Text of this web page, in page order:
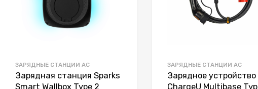
ЗАРЯДНЫЕ СТАНЦИИ AC
Зарядная станция Sparks
Smart Wallbox Type 2
ЗАРЯДНЫЕ СТАНЦИИ AC
Зарядное устройство
ChargeU Multibase